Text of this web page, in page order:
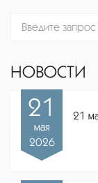
НОВОСТИ
21
мая
2026
21